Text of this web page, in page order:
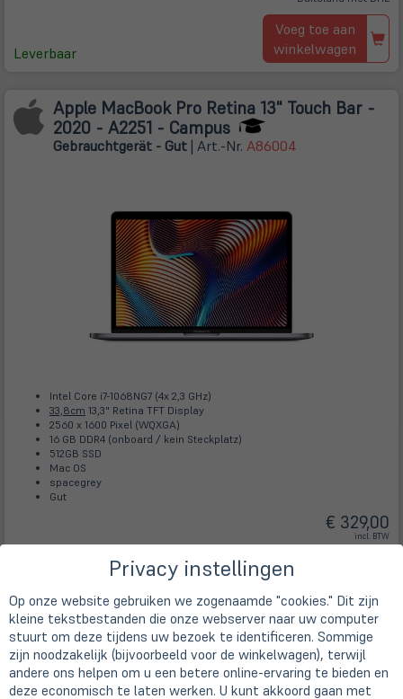
Leverbaar
Voeg toe aan
winkelwagen
Apple MacBook Pro Retina 13" Touch Bar -
2020 - A2251 - Campus
Gebrauchtgerät - Gut| Art.-Nr. A86004
Intel Core i7-1068NG7 (4x 2,3 GHz)
33,8cm 13,3" Retina TFT Display
2560 x 1600 Pixel (WQXGA)
16 GB DDR4 (onboard / kein Steckplatz)
512GB SSD
Mac OS
spacegrey
Gut
Leverbaar
€ 329,00
incl. BTW
binnen Duitsland met
Configureer
Apple MacBook Air Retina 13" - 2022 -
A2681
Privacy instellingen
Op onze website gebruiken we zogenaamde "cookies." Dit zijn
kleine tekstbestanden die onze webserver naar uw computer
stuurt om deze tijdens uw bezoek te identificeren. Sommige
zijn noodzakelijk (bijvoorbeeld voor de winkelwagen), terwijl
andere ons helpen om u een betere online-ervaring te bieden en
deze economisch te laten werken. U kunt akkoord gaan met